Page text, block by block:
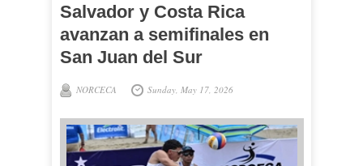
Salvador y Costa Rica
avanzan a semifinales en
San Juan del Sur
NORCECA Sunday, May 17, 2026